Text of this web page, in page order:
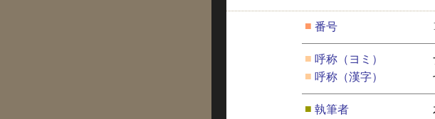
■ 番号
■ 呼称（ヨミ）
■ 呼称（漢字）
■ 執筆者